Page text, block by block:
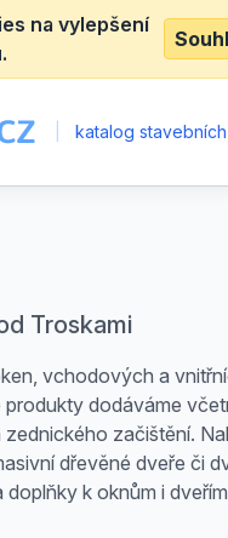
na vylepšení
katalog
Troskami
vchodových a
dodáváme
začištění.
dřevěné dveře či
k oknům i